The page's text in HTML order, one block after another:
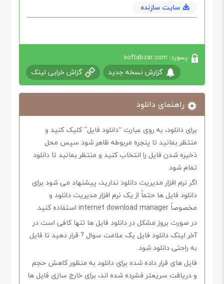
سایت سازنده
پسورد: softabzar.com
گزارش نسخه جدید گزاش خرابی لینک
راهنمای دانلود
برای دانلود، به روی عبارت “دانلود فایل” کلیک کنید و
منتظر بمانید تا پنجره مربوطه ظاهر شود سپس محل
ذخیره شدن فایل را انتخاب کنید و منتظر بمانید تا دانلود
تمام شود.
اگر نرم افزار مدیریت دانلود ندارید، پیشنهاد می شود برای
دانلود فایل ها حتماً از یک نرم افزار مدیریت دانلود و
مخصوصاً internet download manager استفاده کنید.
در صورت بروز مشکل در دانلود فایل ها تنها کافی است در
آخر لینک دانلود فایل یک علامت سوال ? قرار دهید تا فایل
به راحتی دانلود شود.
فایل های قرار داده شده برای دانلود به منظور کاهش حجم
و دریافت سریعتر فشرده شده اند، برای خارج سازی فایل ها